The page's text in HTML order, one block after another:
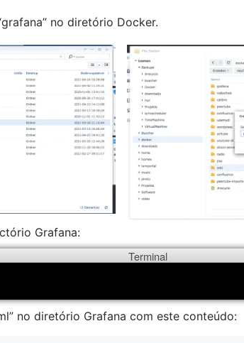
no diretório Docker.
Grafana:
Terminal
no diretório Grafana com este conteúdo: